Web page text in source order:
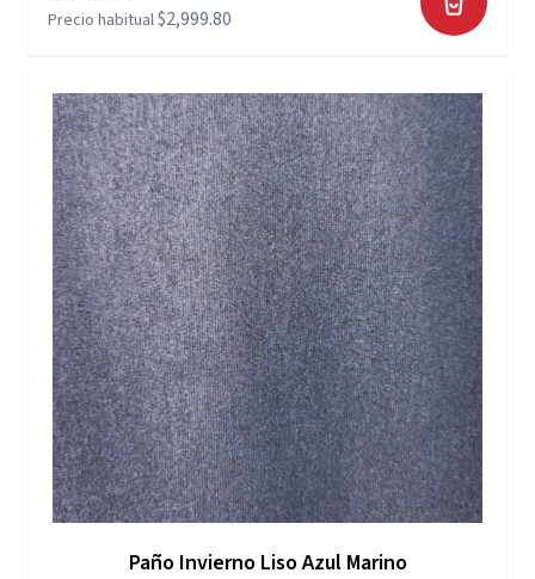
Precio habitual$2,999.80
Paño Invierno Liso Azul Marino